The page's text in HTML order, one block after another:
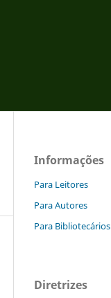
Informações
Para Leitores
Para Autores
Para Bibliotecários
Diretrizes